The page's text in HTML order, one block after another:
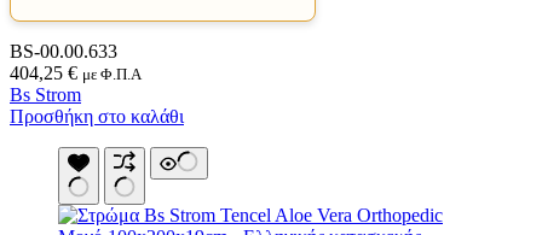
BS-00.00.633
404,25 € με Φ.Π.Α
Bs Strom
Προσθήκη στο καλάθι